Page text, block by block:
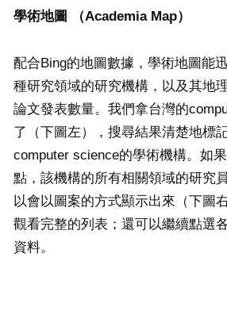
學術地圖 （Academia Map）
配合Bing的地圖數據，學術地圖能
種研究領域的研究機構，以及其地
論文發表數量。我們拿台灣的
了（下圖左），搜尋結果清楚地標
computer science的學術機構。如
點，該機構的所有相關領域的研究
以會以圖案的方式顯示出來（下圖
觀看完整的列表；還可以繼續點選
資料。